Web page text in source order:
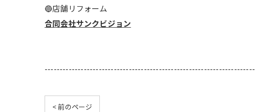
🔵店舗リフォーム
合同会社サンクビジョン
----------------------------------------------------------------------
< 前のページ